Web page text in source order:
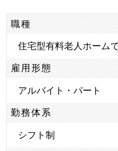
職種
住宅型有料老人ホーム
雇用形態
アルバイト・パート
勤務体系
シフト制